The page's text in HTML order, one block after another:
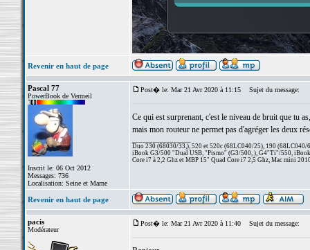
Revenir en haut de page
Pascal 77
PowerBook de Vermeil
Inscrit le: 06 Oct 2012
Messages: 736
Localisation: Seine et Marne
Post� le: Mar 21 Avr 2020 à 11:15 Sujet du message:
Ce qui est surprenant, c'est le niveau de bruit que tu
mais mon routeur ne permet pas d'agréger les deux
Duo 230 (68030/33,), 520 et 520c (68LC040/25), 190 (68LC040/
iBook G3/500 "Dual USB, "Pismo" (G3/500, ), G4"Ti"/550,
Core i7 à 2,2 Ghz et MBP 15" Quad Core i7 2,5 Ghz, Mac mini
Revenir en haut de page
pacis
Modérateur
Post� le: Mar 21 Avr 2020 à 11:40 Sujet du message: